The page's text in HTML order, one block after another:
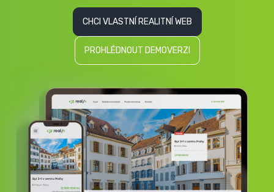
CHCI VLASTNÍ REALITNÍ WEB
PROHLÉDNOUT DEMOVERZI